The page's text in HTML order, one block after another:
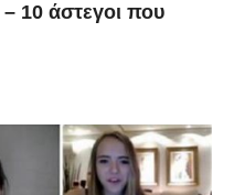
10 άστεγοι που